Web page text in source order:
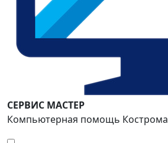
СЕРВИС МАСТЕР
Компьютерная помощь Кострома